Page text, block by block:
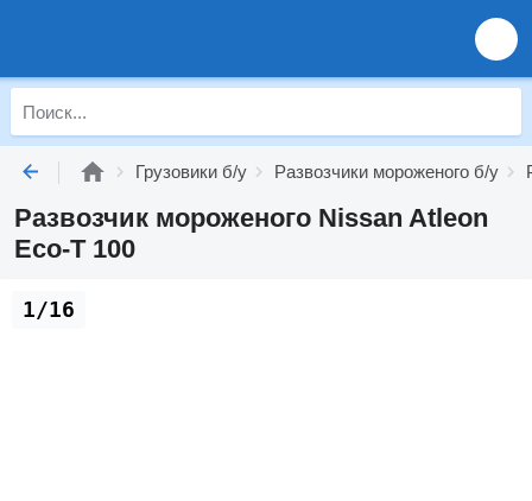
Грузовики б/у Развозчики мороженого б/у
Развозчик мороженого Nissan Atleon
Eco-T 100
1/16